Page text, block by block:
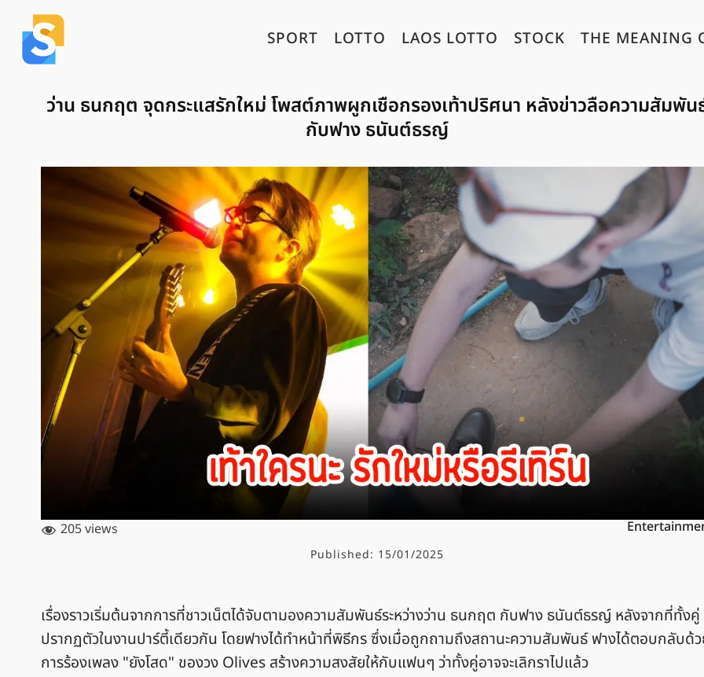
SPORT LOTTO LAOS LOTTO STOCK THE MEANING
ว่าน ธนกฤต จุดกระแสรักใหม่ โพสต์ภาพผูกเชือกรองเท้าปริศนา หลังข่าวลือความสัมพัน
กับฟาง ธนันต์ธรญ์
205 views
Published: 15/01/2025
เรื่องราวเริ่มต้นจากการที่ชาวเน็ตได้จับตามองความสัมพันธ์ระหว่างว่าน ธนกฤต กับฟาง ธนันต์ธรญ์ หลังจากที่ทั้งคู่
ปรากฏตัวในงานปาร์ตี้เดียวกัน โดยฟางได้ทำหน้าที่พิธีกร ซึ่งเมื่อถูกถามถึงสถานะความสัมพันธ์ ฟางได้ตอบกลับด้
การร้องเพลง "ยังโสด" ของวง Olives สร้างความสงสัยให้กับแฟนๆ ว่าทั้งคู่อาจจะเลิกราไปแล้ว